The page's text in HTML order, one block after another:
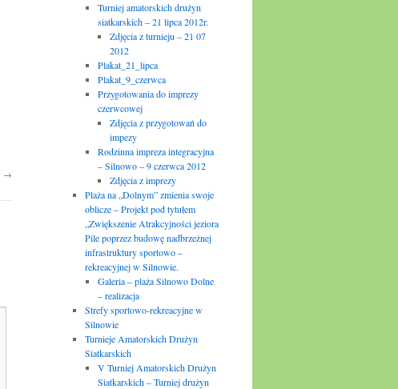
→
Turniej amatorskich drużyn
siatkarskich – 21 lipca 2012r.
Zdjęcia z turnieju – 21 07
2012
Plakat_21_lipca
Plakat_9_czerwca
Przygotowania do imprezy
czerwcowej
Zdjęcia z przygotowań do
impezy
Rodzinna impreza integracyjna
– Silnowo – 9 czerwca 2012
Zdjęcia z imprezy
Plaża na „Dolnym” zmienia swoje
oblicze – Projekt pod tytułem
„Zwiększenie Atrakcyjności jeziora
Pile poprzez budowę nadbrzeżnej
infrastruktury sportowo –
rekreacyjnej w Silnowie.
Galeria – plaża Silnowo Dolne
– realizacja
Strefy sportowo-rekreacyjne w
Silnowie
Turnieje Amatorskich Drużyn
Siatkarskich
V Turniej Amatorskich Drużyn
Siatkarskich – Turniej drużyn